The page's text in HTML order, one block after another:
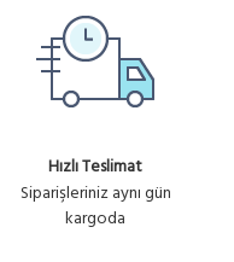
Hızlı Teslimat
Siparişleriniz aynı gün
kargoda